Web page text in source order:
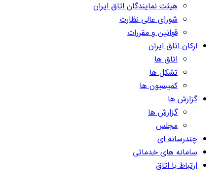
هیئت نمایندگان اتاق ایران
شورای عالی نظارت
قوانین و مقررات
ارکان اتاق ایران
اتاق ها
تشکل ها
کمیسیون ها
گزارش ها
گزارش ها
مجلس
چندرسانه ای
سامانه های خدماتی
ارتباط با اتاق